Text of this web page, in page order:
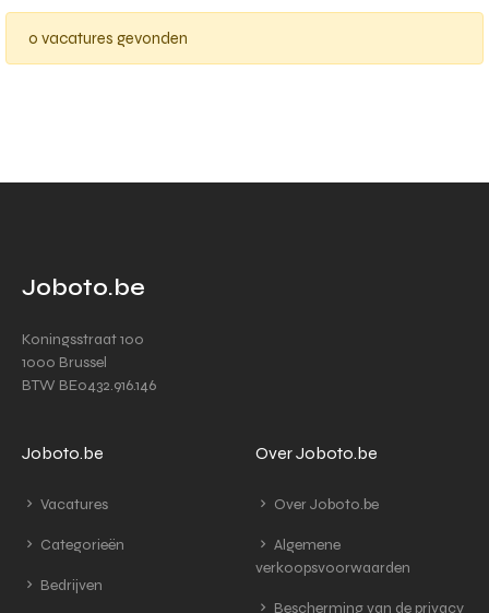
0 vacatures gevonden
Joboto.be
Koningsstraat 100
1000 Brussel
BTW BE0432.916.146
Joboto.be
Vacatures
Categorieën
Bedrijven
Over Joboto.be
Over Joboto.be
Algemene
verkoopsvoorwaarden
Bescherming van de privacy